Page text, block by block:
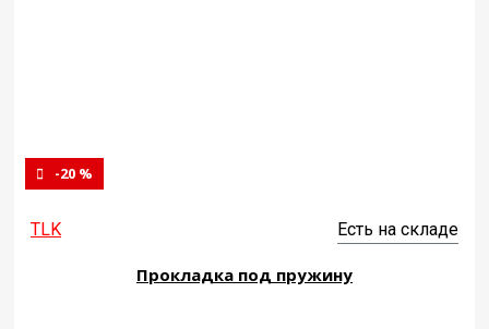
-20 %
TLK Есть на складе
Прокладка под пружину